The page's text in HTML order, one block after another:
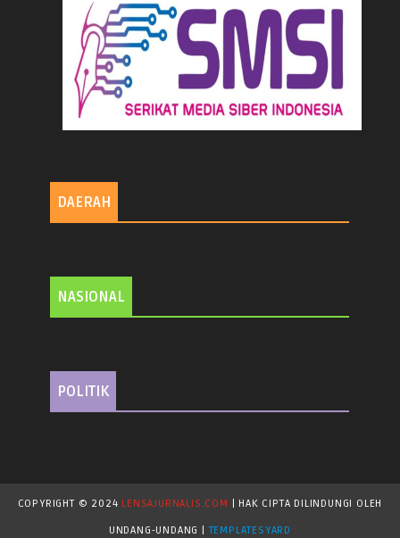
DAERAH
NASIONAL
POLITIK
COPYRIGHT © 2024 LENSAJURNALIS.COM
| HAK CIPTA DILINDUNGI OLEH
UNDANG-UNDANG |TEMPLATESYARD